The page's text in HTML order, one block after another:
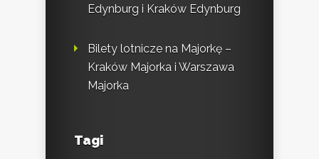
Edynburg i Kraków Edynburg
Bilety lotnicze na Majorkę –
Kraków Majorka i Warszawa
Majorka
Tagi